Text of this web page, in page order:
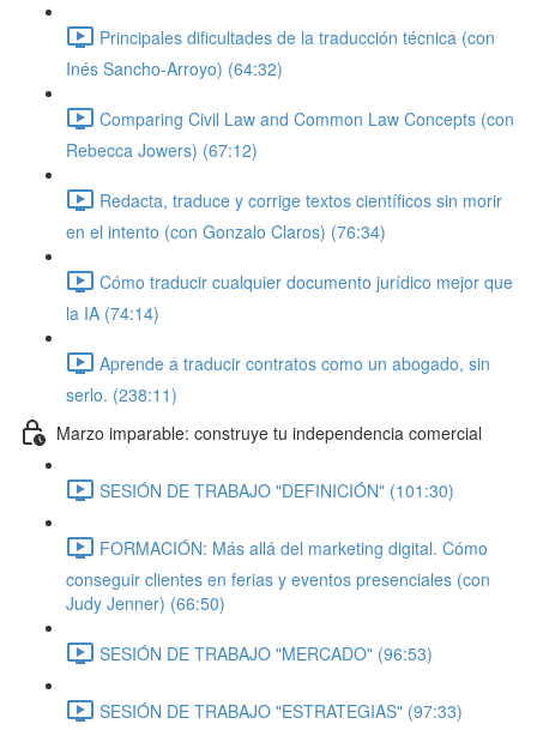
Principales dificultades de la traducción técnica (con
Inés Sancho-Arroyo) (64:32)
Comparing Civil Law and Common Law Concepts (con
Rebecca Jowers) (67:12)
Redacta, traduce y corrige textos científicos sin morir
en el intento (con Gonzalo Claros) (76:34)
Cómo traducir cualquier documento jurídico mejor que
la IA (74:14)
Aprende a traducir contratos como un abogado, sin
serlo. (238:11)
Marzo imparable: construye tu independencia comercial
SESIÓN DE TRABAJO "DEFINICIÓN" (101:30)
FORMACIÓN: Más allá del marketing digital. Cómo
conseguir clientes en ferias y eventos presenciales (con
Judy Jenner) (66:50)
SESIÓN DE TRABAJO "MERCADO" (96:53)
SESIÓN DE TRABAJO "ESTRATEGIAS" (97:33)